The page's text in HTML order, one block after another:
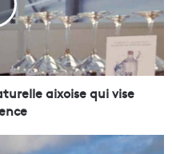
aixoise qui vise